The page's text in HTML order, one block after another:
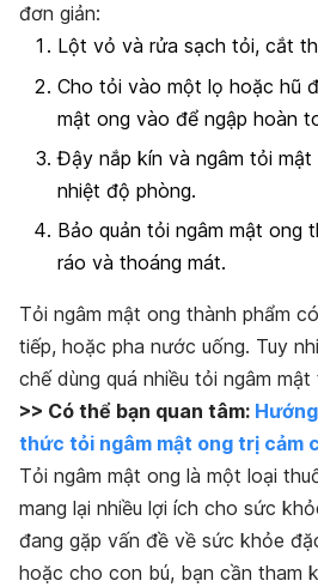
đơn giản:
Lột vỏ và rửa sạch tỏi, cắt
Cho tỏi vào một lọ hoặc hũ
mật ong vào để ngập hoàn
Đậy nắp kín và ngâm tỏi
nhiệt độ phòng.
Bảo quản tỏi ngâm mật ong
ráo và thoáng mát.
Tỏi ngâm mật ong thành phẩm
tiếp, hoặc pha nước uống. Tuy
chế dùng quá nhiều tỏi ngâm mật
>> Có thể bạn quan tâm:
thức tỏi ngâm mật ong trị cảm
Tỏi ngâm mật ong là một loại
mang lại nhiều lợi ích cho sức
đang gặp vấn đề về sức khỏe
hoặc cho con bú, bạn cần tham